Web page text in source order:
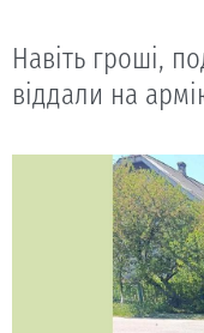
Навіть гроші,
віддали на